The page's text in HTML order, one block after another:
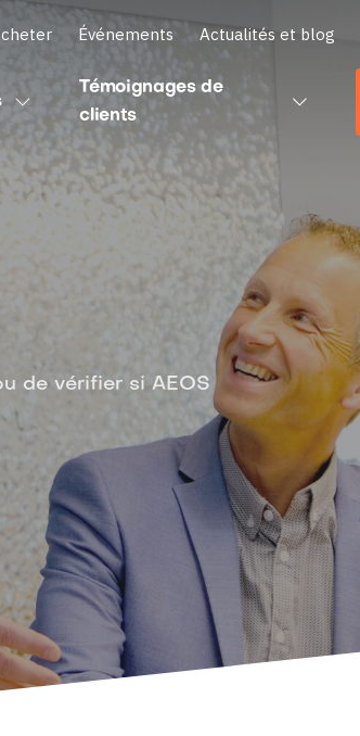
Événements Actualités et blog
Témoignages de
clients
de vérifier si AEOS